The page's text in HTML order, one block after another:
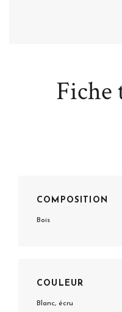
Fiche
COMPOSITION
Bois
COULEUR
Blanc, écru